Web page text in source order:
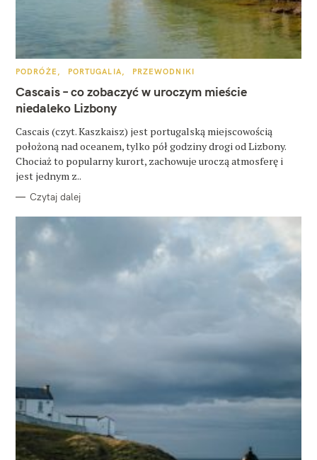
K
T
E
G
O
I
PODRÓŻE PORTUGALIA PRZEWODNIKI
Cascais – co zobaczyć w uroczym mieście
niedaleko Lizbony
Cascais (czyt. Kaszkaisz) jest portugalską miejscowością
położoną nad oceanem, tylko pół godziny drogi od Lizbony.
Chociaż to popularny kurort, zachowuje uroczą atmosferę i
jest jednym z..
Czytaj dalej
W
s
u
k
: